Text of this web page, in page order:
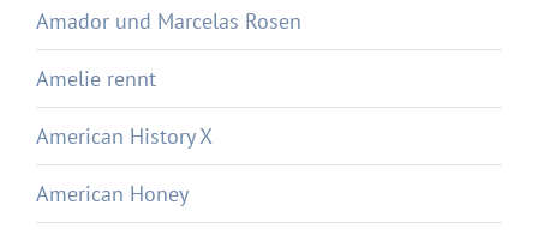
Amador und Marcelas Rosen
Amelie rennt
American History X
American Honey